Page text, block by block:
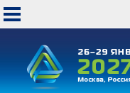
Перейти
к
основному
содержанию